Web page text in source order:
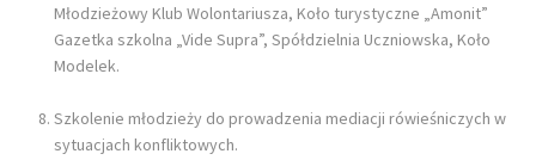
Młodzieżowy Klub Wolontariusza, Koło turystyczne „Amonit”
Gazetka szkolna „Vide Supra”, Spółdzielnia Uczniowska, Koło
Modelek.
Szkolenie młodzieży do prowadzenia mediacji rówieśniczych w
sytuacjach konfliktowych.